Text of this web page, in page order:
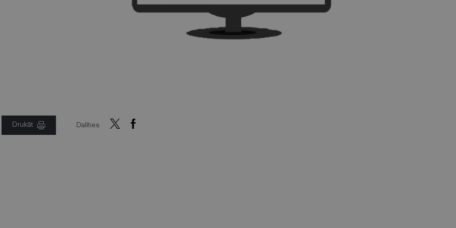
Drukāt Dalīties